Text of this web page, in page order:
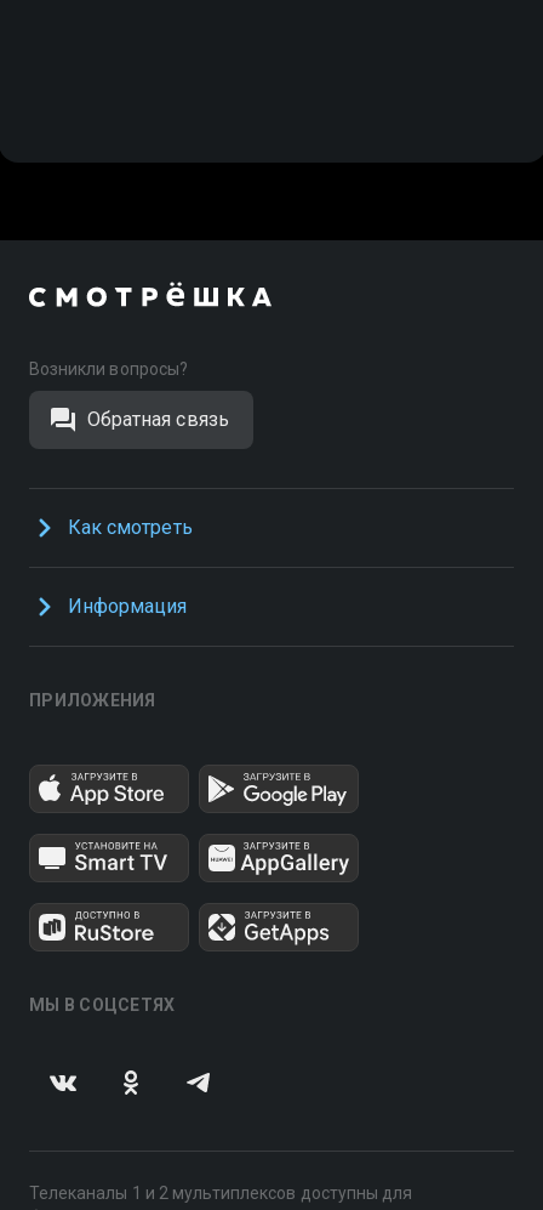
Возникли вопросы?
Обратная связь
Как смотреть
Информация
ПРИЛОЖЕНИЯ
МЫ В СОЦСЕТЯХ
Телеканалы 1 и 2 мультиплексов доступны для